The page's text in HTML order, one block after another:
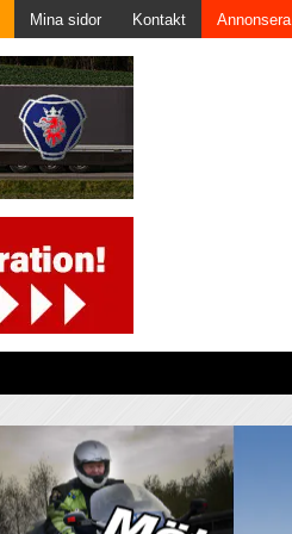
Mina sidor Kontakt Annonsera